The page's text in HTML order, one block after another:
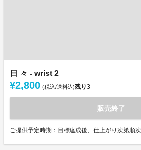
日 々 - wrist 2
¥2,800 (税込/送料込)残り3
販売終了
ご提供予定時期：目標達成後、仕上がり次第順次